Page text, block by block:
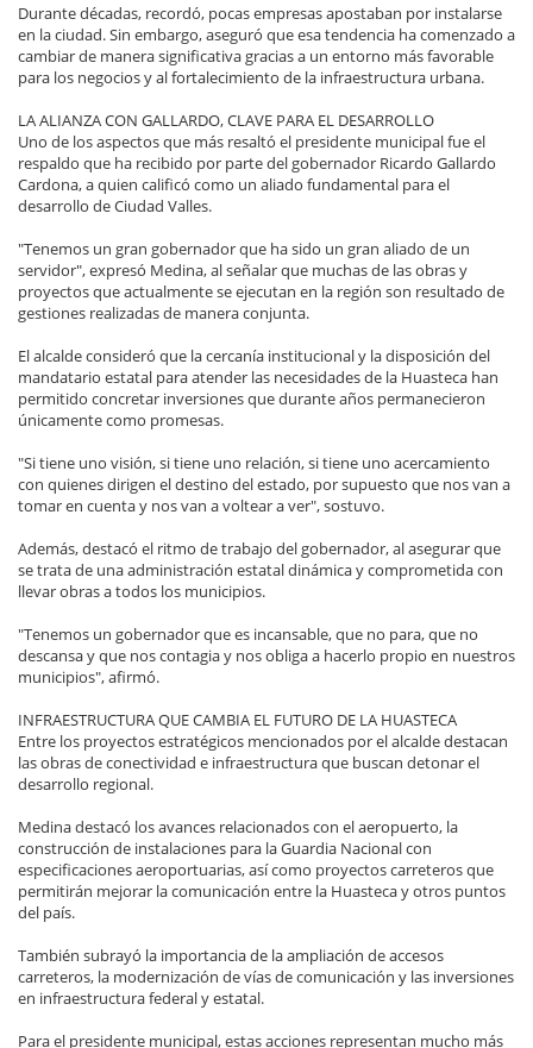
Durante décadas, recordó, pocas empresas apostaban por instalarse
en la ciudad. Sin embargo, aseguró que esa tendencia ha comenzado a
cambiar de manera significativa gracias a un entorno más favorable
para los negocios y al fortalecimiento de la infraestructura urbana.
LA ALIANZA CON GALLARDO, CLAVE PARA EL DESARROLLO
Uno de los aspectos que más resaltó el presidente municipal fue el
respaldo que ha recibido por parte del gobernador Ricardo Gallardo
Cardona, a quien calificó como un aliado fundamental para el
desarrollo de Ciudad Valles.
"Tenemos un gran gobernador que ha sido un gran aliado de un
servidor", expresó Medina, al señalar que muchas de las obras y
proyectos que actualmente se ejecutan en la región son resultado de
gestiones realizadas de manera conjunta.
El alcalde consideró que la cercanía institucional y la disposición del
mandatario estatal para atender las necesidades de la Huasteca han
permitido concretar inversiones que durante años permanecieron
únicamente como promesas.
"Si tiene uno visión, si tiene uno relación, si tiene uno acercamiento
con quienes dirigen el destino del estado, por supuesto que nos van a
tomar en cuenta y nos van a voltear a ver", sostuvo.
Además, destacó el ritmo de trabajo del gobernador, al asegurar que
se trata de una administración estatal dinámica y comprometida con
llevar obras a todos los municipios.
"Tenemos un gobernador que es incansable, que no para, que no
descansa y que nos contagia y nos obliga a hacerlo propio en nuestros
municipios", afirmó.
INFRAESTRUCTURA QUE CAMBIA EL FUTURO DE LA HUASTECA
Entre los proyectos estratégicos mencionados por el alcalde destacan
las obras de conectividad e infraestructura que buscan detonar el
desarrollo regional.
Medina destacó los avances relacionados con el aeropuerto, la
construcción de instalaciones para la Guardia Nacional con
especificaciones aeroportuarias, así como proyectos carreteros que
permitirán mejorar la comunicación entre la Huasteca y otros puntos
del país.
También subrayó la importancia de la ampliación de accesos
carreteros, la modernización de vías de comunicación y las inversiones
en infraestructura federal y estatal.
Para el presidente municipal, estas acciones representan mucho más